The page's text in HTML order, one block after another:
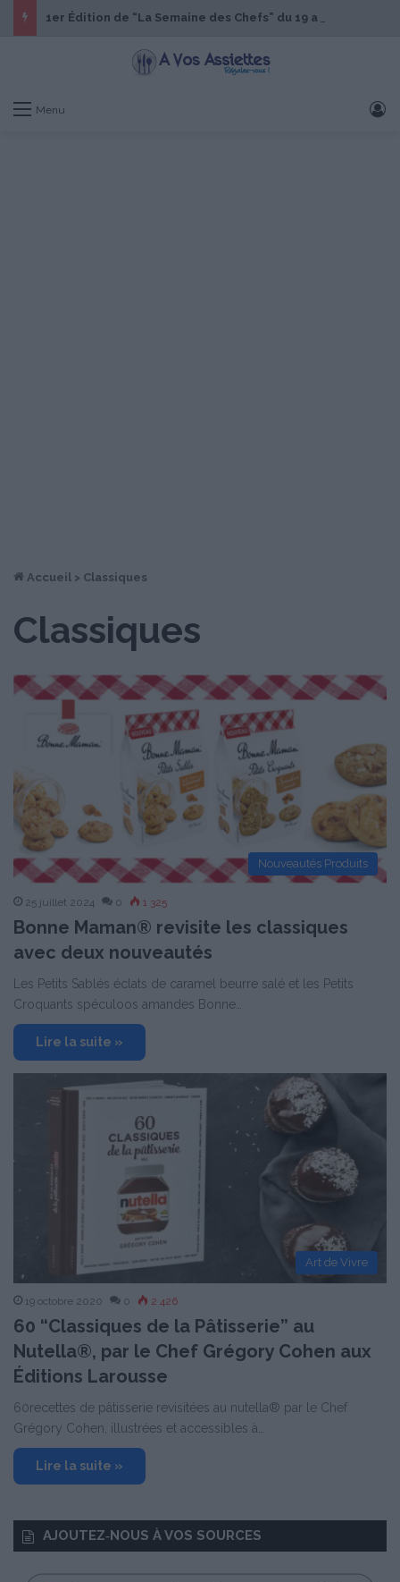
Menu
Accueil > Classiques
Classiques
Nouveautés Produits
25 juillet 2024 0 1 325
Bonne Maman® revisite les classiques
avec deux nouveautés
Les Petits Sablés éclats de caramel beurre salé et les Petits
Croquants spéculoos amandes Bonne…
Lire la suite »
Art de Vivre
19 octobre 2020 0 2 426
60 “Classiques de la Pâtisserie” au
Nutella®, par le Chef Grégory Cohen aux
Éditions Larousse
60recettes de pâtisserie revisitées au nutella® par le Chef
Grégory Cohen, illustrées et accessibles à…
Lire la suite »
AJOUTEZ‑NOUS À VOS SOURCES